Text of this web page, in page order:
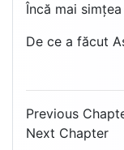
Încă mai
De ce a făcut
Previous
Next Chapter